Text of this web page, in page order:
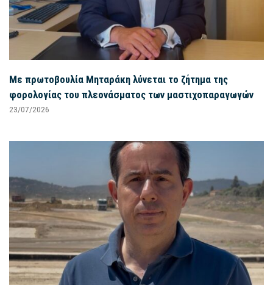
Με πρωτοβουλία Μηταράκη λύνεται το ζήτημα της
φορολογίας του πλεονάσματος των μαστιχοπαραγωγών
23/07/2026